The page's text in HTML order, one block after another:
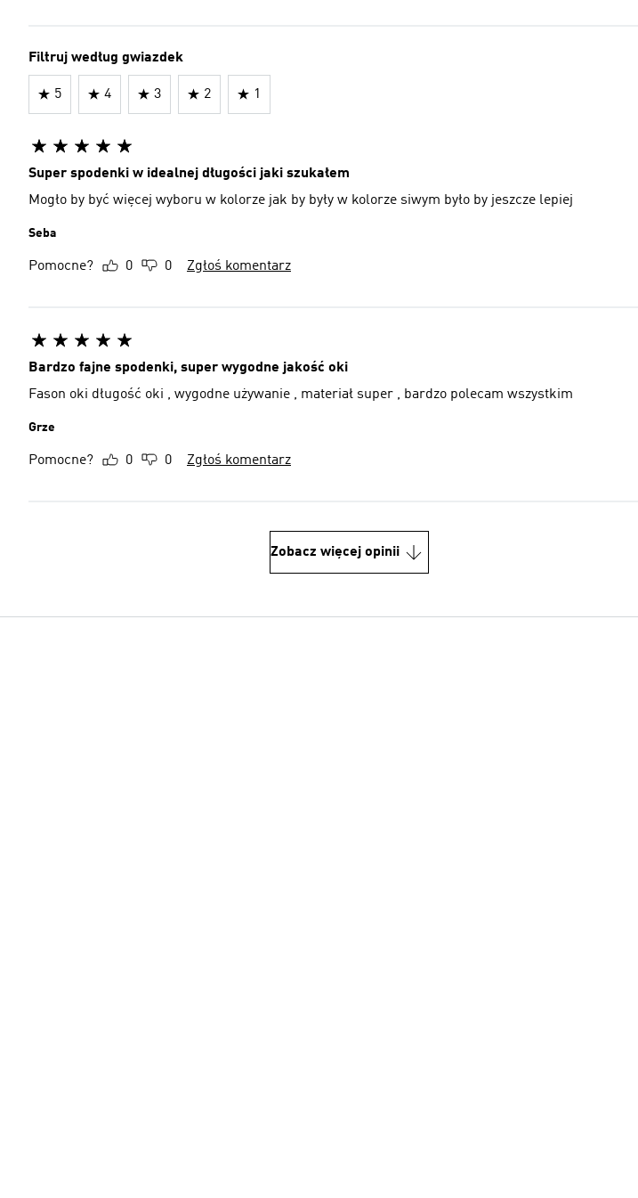
Filtruj według gwiazdek
5 4 3 2 1
Super spodenki w idealnej długości jaki szukałem
Mogło by być więcej wyboru w kolorze jak by były w kolorze siwym było by jeszcze lepiej
Seba
Pomocne? 0 0 Zgłoś komentarz
Bardzo fajne spodenki, super wygodne jakość oki
Fason oki długość oki , wygodne używanie , materiał super , bardzo polecam wszystkim
Grze
Pomocne? 0 0 Zgłoś komentarz
Zobacz więcej opinii